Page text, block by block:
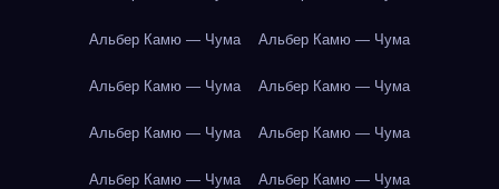
Альбер Камю — Чума Альбер Камю — Чума
Альбер Камю — Чума Альбер Камю — Чума
Альбер Камю — Чума Альбер Камю — Чума
Альбер Камю — Чума Альбер Камю — Чума